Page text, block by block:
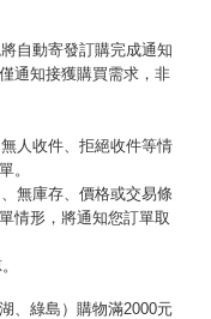
自動寄發訂購完成通知
通知接獲購買需求，非
人收件、拒絕收件等情
。
無庫存、價格或交易條
情形，將通知您訂單取
、綠島）購物滿2000元